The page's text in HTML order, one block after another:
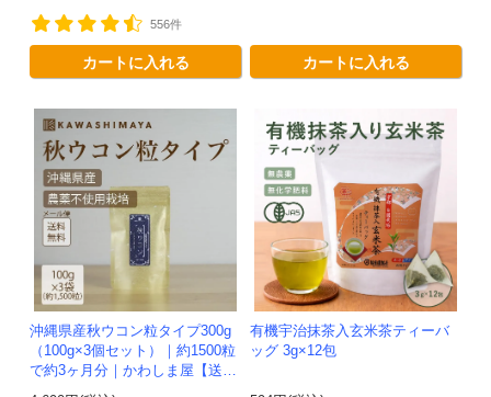
556件
カートに入れる カートに入れる
沖縄県産秋ウコン粒タイプ300g
（100g×3個セット）｜約1500粒
で約3ヶ月分｜かわしま屋【送料
有機宇治抹茶入玄米茶ティーバ
ッグ 3g×12包